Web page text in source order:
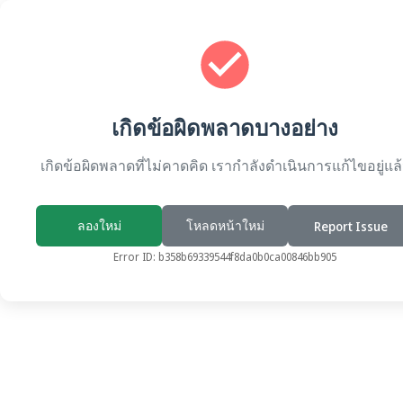
เกิดข้อผิดพลาดบางอย่าง
เกิดข้อผิดพลาดที่ไม่คาดคิด เรากำลังดำเนินการแก้ไขอยู่แ
ลองใหม่ โหลดหน้าใหม่ Report Issue
Error ID: b358b69339544f8da0b0ca00846bb905